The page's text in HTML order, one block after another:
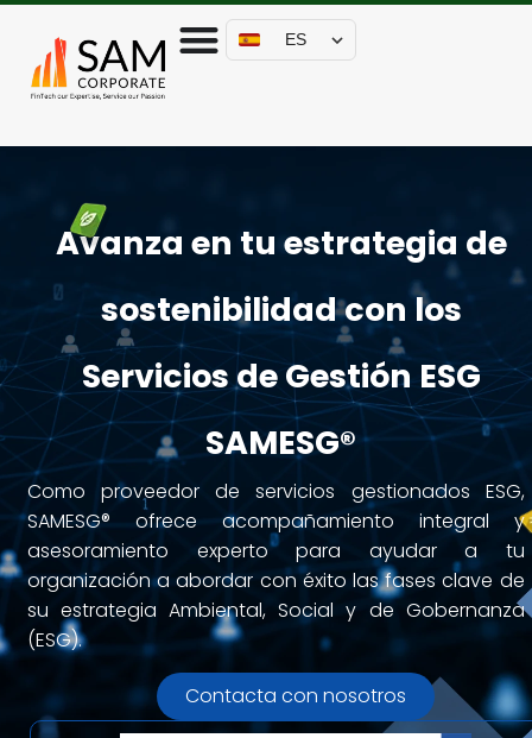
ES
Avanza en tu estrategia de
sostenibilidad con los
Servicios de Gestión ESG
SAMESG®
Como proveedor de servicios gestionados ESG,
SAMESG® ofrece acompañamiento integral y
asesoramiento experto para ayudar a tu
organización a abordar con éxito las fases clave de
su estrategia Ambiental, Social y de Gobernanza
(ESG).
Contacta con nosotros